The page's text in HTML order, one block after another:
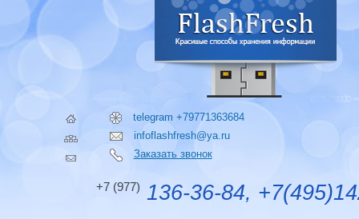
telegram +79771363684
infoflashfresh@ya.ru
Заказать звонок
+7 (977) 136-36-84,